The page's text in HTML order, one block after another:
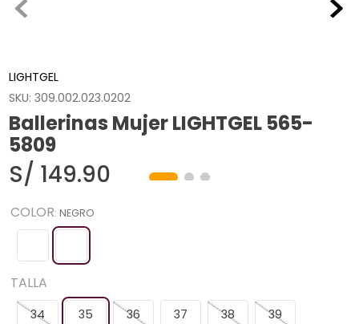
LIGHTGEL
SKU:309.002.023.0202
Ballerinas Mujer LIGHTGEL 565-
5809
S/ 149.90
COLOR: NEGRO
TALLA
34 35 36 37 38
39